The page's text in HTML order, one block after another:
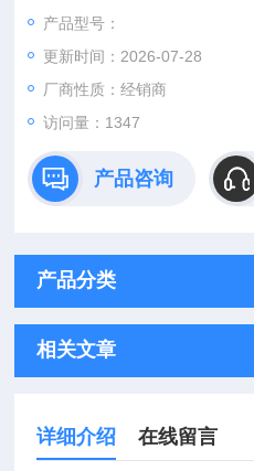
产品型号：
更新时间：2026-07-28
厂商性质：经销商
访问量：1347
产品咨询
产品分类
相关文章
详细介绍 在线留言